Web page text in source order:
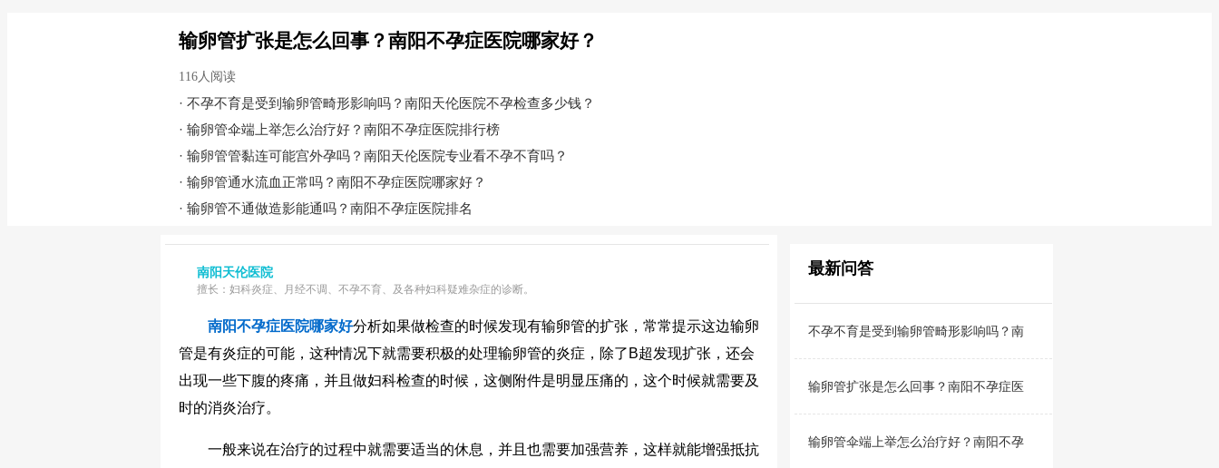
输卵管扩张是怎么回事？南阳不孕症医院哪家好？
116人阅读
· 不孕不育是受到输卵管畸形影响吗？南阳天伦医院不孕检查多少钱？
· 输卵管伞端上举怎么治疗好？南阳不孕症医院排行榜
· 输卵管管黏连可能宫外孕吗？南阳天伦医院专业看不孕不育吗？
· 输卵管通水流血正常吗？南阳不孕症医院哪家好？
· 输卵管不通做造影能通吗？南阳不孕症医院排名
南阳天伦医院
擅长：妇科炎症、月经不调、不孕不育、及各种妇科疑难杂症的诊断。
南阳不孕症医院哪家好分析如果做检查的时候发现有输卵管的扩张，常常提示这边输卵
管是有炎症的可能，这种情况下就需要积极的处理输卵管的炎症，除了B超发现扩张，还会
出现一些下腹的疼痛，并且做妇科检查的时候，这侧附件是明显压痛的，这个时候就需要及
时的消炎治疗。
一般来说在治疗的过程中就需要适当的休息，并且也需要加强营养，这样就能增强抵抗
最新问答
不孕不育是受到输卵管畸形影响吗？南
输卵管扩张是怎么回事？南阳不孕症医
输卵管伞端上举怎么治疗好？南阳不孕